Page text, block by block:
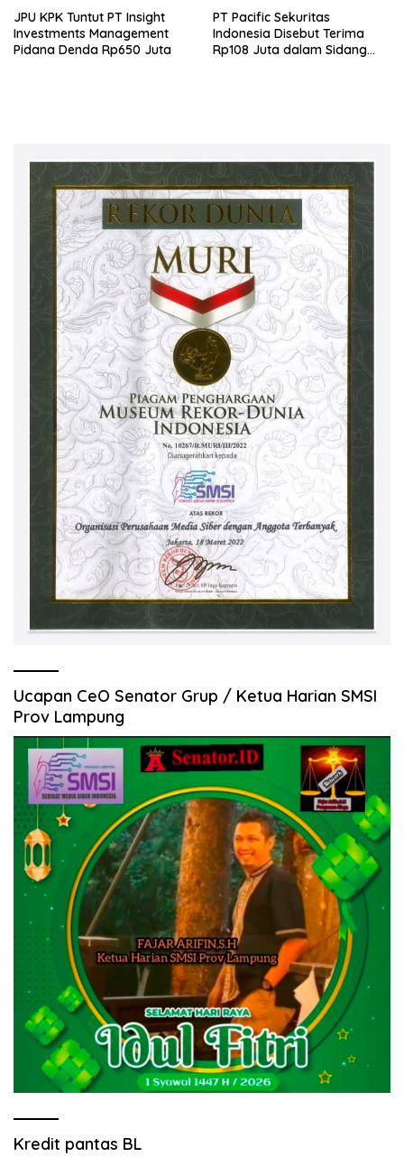
JPU KPK Tuntut PT Insight
Investments Management
Pidana Denda Rp650 Juta
PT Pacific Sekuritas
Indonesia Disebut Terima
Rp108 Juta dalam Sidang
Ucapan CeO Senator Grup / Ketua Harian SMSI
Prov Lampung
Kredit pantas BL